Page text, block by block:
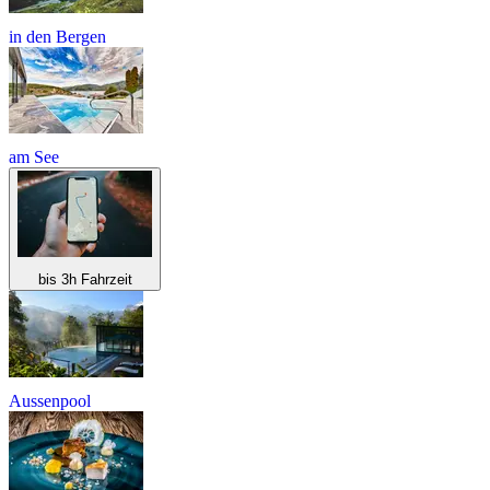
in den Bergen
am See
bis 3h Fahrzeit
Aussenpool